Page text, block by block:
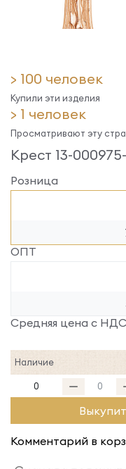
> 100 человек
Купили эти изделия
> 1 человек
Просматривают эту
Крест 13-
Розница
ОПТ
Средняя цена с НДС
Наличие
0
Комментарий в